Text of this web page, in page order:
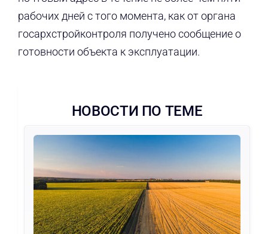
рабочих дней с того момента, как от органа
госархстройконтроля получено сообщение о
готовности объекта к эксплуатации.
НОВОСТИ ПО ТЕМЕ